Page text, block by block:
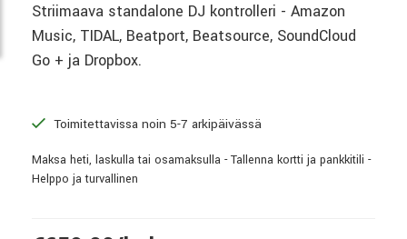
Striimaava standalone DJ kontrolleri - Amazon
Music, TIDAL, Beatport, Beatsource, SoundCloud
Go + ja Dropbox.
Toimitettavissa noin 5-7 arkipäivässä
Maksa heti, laskulla tai osamaksulla - Tallenna kortti ja pankkitili -
Helppo ja turvallinen